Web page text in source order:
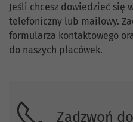
Skontaktuj się z
Jeśli chcesz dowiedzieć się
telefoniczny lub mailowy.
formularza kontaktowego
do naszych placówek.
Zadzwoń